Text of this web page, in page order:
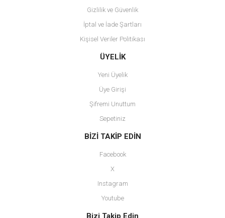
Gönder
Gizlilik ve Güvenlik
İptal ve İade Şartları
Kişisel Veriler Politikası
ÜYELİK
Yeni Üyelik
Üye Girişi
Şifremi Unuttum
Sepetiniz
BİZİ TAKİP EDİN
Facebook
X
Instagram
Youtube
Bizi Takip Edin